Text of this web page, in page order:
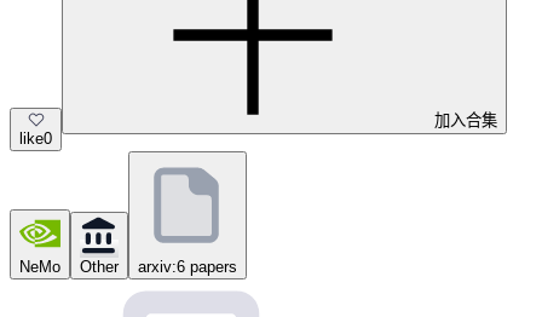
like0
加入合集
NeMo Other arxiv:6 papers